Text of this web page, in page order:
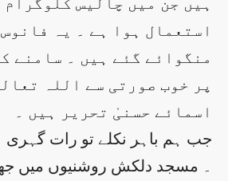
استعمال ہوا ہے ۔ یہ
منگوائے گئے ہیں ۔ سامنے
پر خوب صورتی سے اللہ
اسمائے حسنیٰ تحریر ہیں ۔
جب ہم باہر نکلے تو رات گہری
۔ مسجد دلکش روشنیوں میں